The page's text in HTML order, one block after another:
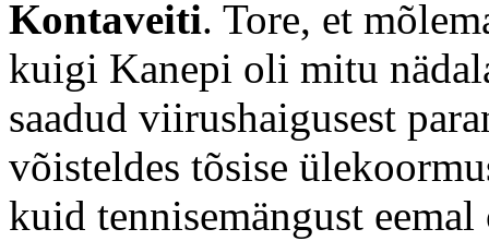
Kontaveiti. Tore, et
kuigi Kanepi oli mitu
saadud viirushaigusest
võisteldes tõsise
kuid tennisemängust